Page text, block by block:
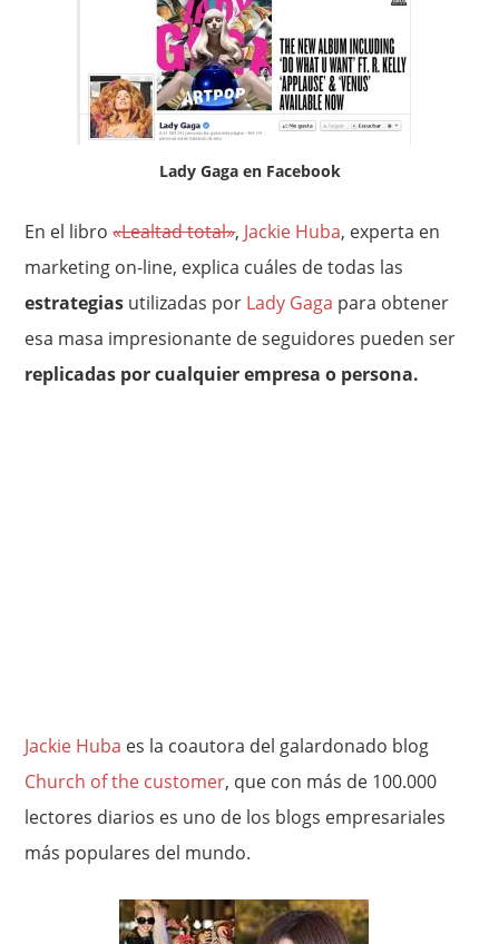
Lady Gaga en Facebook
En el libro«Lealtad total», Jackie Huba, experta en
marketing on-line, explica cuáles de todas las
estrategias utilizadas por Lady Gaga para obtener
esa masa impresionante de seguidores pueden ser
replicadas por cualquier empresa o persona.
Jackie Huba es la coautora del galardonado blog
Church of the customer, que con más de 100.000
lectores diarios es uno de los blogs empresariales
más populares del mundo.